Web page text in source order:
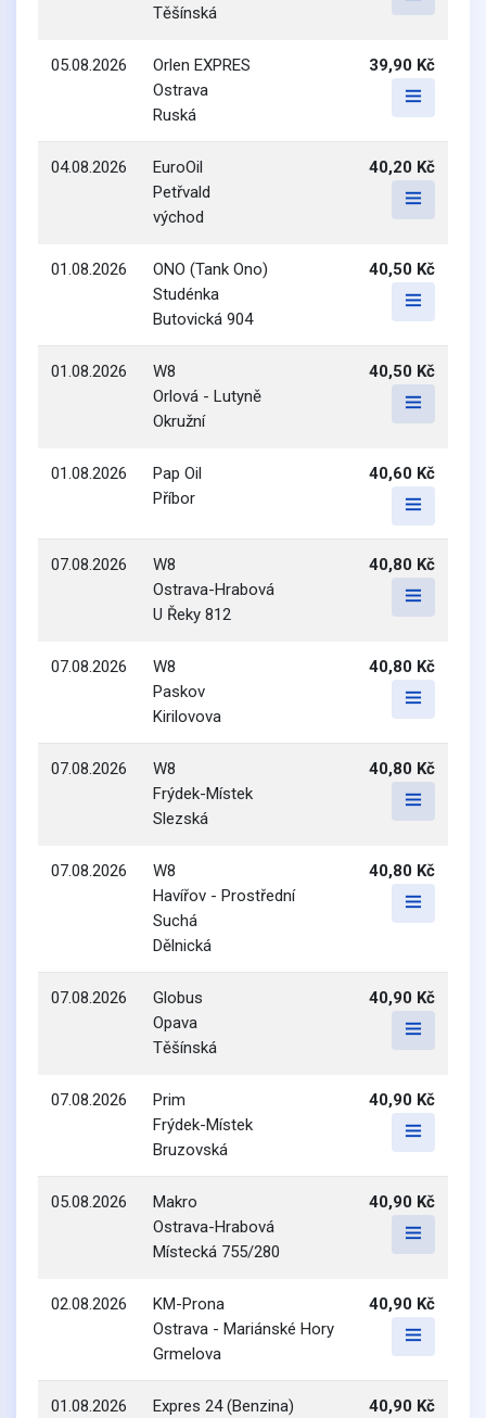
Těšínská
05.08.2026
Orlen EXPRES
Ostrava
Ruská
39,90 Kč
04.08.2026
EuroOil
Petřvald
východ
40,20 Kč
01.08.2026
ONO (Tank Ono)
Studénka
Butovická 904
40,50 Kč
01.08.2026
W8
Orlová - Lutyně
Okružní
40,50 Kč
01.08.2026
Pap Oil
Příbor
40,60 Kč
07.08.2026
W8
Ostrava-Hrabová
U Řeky 812
40,80 Kč
07.08.2026
W8
Paskov
Kirilovova
40,80 Kč
07.08.2026
W8
Frýdek-Místek
Slezská
40,80 Kč
07.08.2026
W8
Havířov - Prostřední
Suchá
Dělnická
40,80 Kč
07.08.2026
Globus
Opava
Těšínská
40,90 Kč
07.08.2026
Prim
Frýdek-Místek
Bruzovská
40,90 Kč
05.08.2026
Makro
Ostrava-Hrabová
Místecká 755/280
40,90 Kč
02.08.2026
KM-Prona
Ostrava - Mariánské Hory
Grmelova
40,90 Kč
01.08.2026
Expres 24 (Benzina)
40,90 Kč